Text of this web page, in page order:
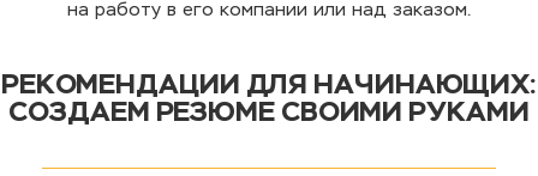
на работу в его компании или над заказом.
РЕКОМЕНДАЦИИ ДЛЯ НАЧИНАЮЩИХ:
СОЗДАЕМ РЕЗЮМЕ СВОИМИ РУКАМИ